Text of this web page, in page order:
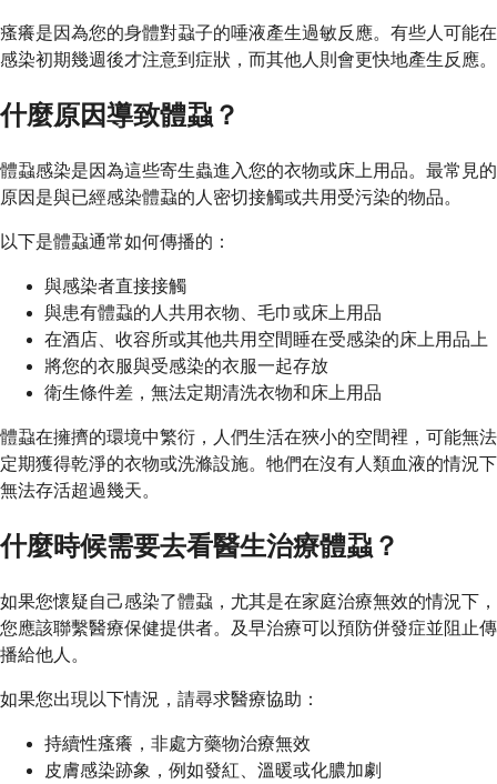
瘙癢是因為您的身體對蝨子的唾液產生過敏反應。有些人可能在
感染初期幾週後才注意到症狀，而其他人則會更快地產生反應。
什麼原因導致體蝨？
體蝨感染是因為這些寄生蟲進入您的衣物或床上用品。最常見的
原因是與已經感染體蝨的人密切接觸或共用受污染的物品。
以下是體蝨通常如何傳播的：
與感染者直接接觸
與患有體蝨的人共用衣物、毛巾或床上用品
在酒店、收容所或其他共用空間睡在受感染的床上用品上
將您的衣服與受感染的衣服一起存放
衛生條件差，無法定期清洗衣物和床上用品
體蝨在擁擠的環境中繁衍，人們生活在狹小的空間裡，可能無法
定期獲得乾淨的衣物或洗滌設施。牠們在沒有人類血液的情況下
無法存活超過幾天。
什麼時候需要去看醫生治療體蝨？
如果您懷疑自己感染了體蝨，尤其是在家庭治療無效的情況下，
您應該聯繫醫療保健提供者。及早治療可以預防併發症並阻止傳
播給他人。
如果您出現以下情況，請尋求醫療協助：
持續性瘙癢，非處方藥物治療無效
皮膚感染跡象，例如發紅、溫暖或化膿加劇